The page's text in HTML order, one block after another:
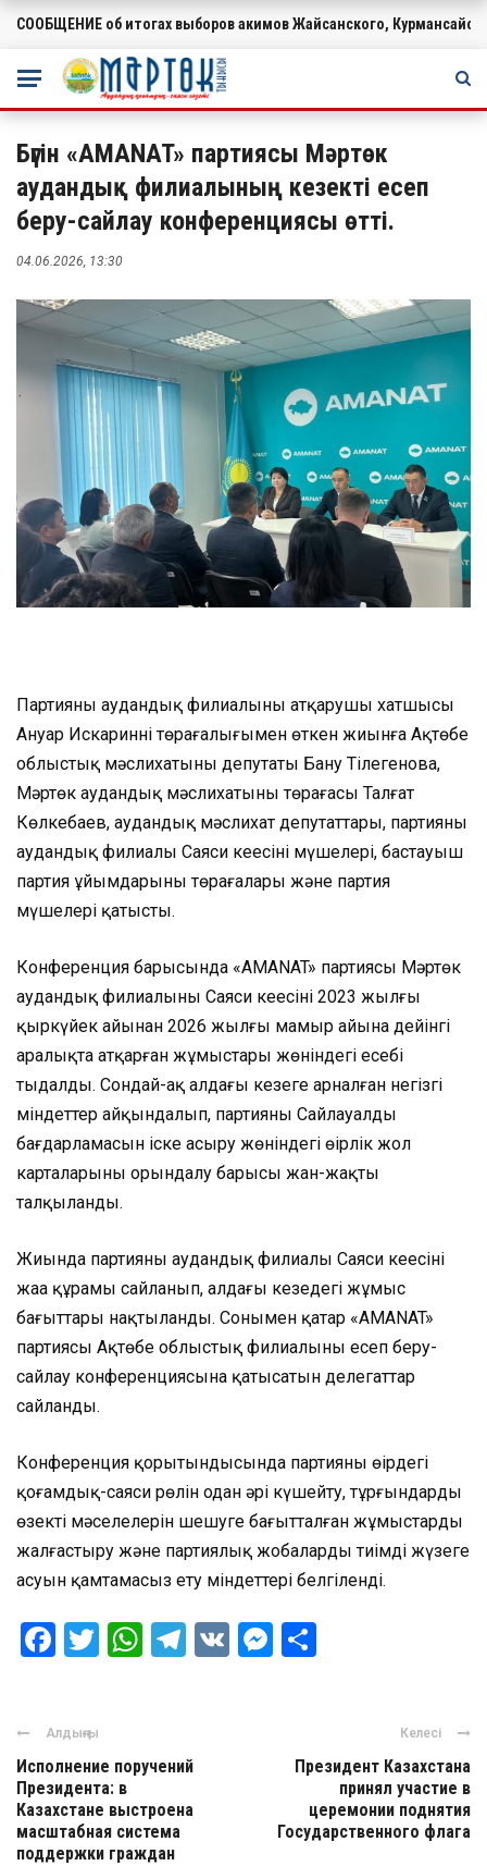
ВАЖНОЕ
СООБЩЕНИЕ об итогах выборов акимов Жайсанского,
Бүгін «AMANAT» партиясы Мәртөк
аудандық филиалының кезекті есеп
беру-сайлау конференциясы өтті.
04.06.2026, 13:30
Партияның аудандық филиалының атқарушы хатшысы
Ануар Искариннің төрағалығымен өткен жиынға Ақтөбе
облыстық мәслихатының депутаты Бану Тілегенова,
Мәртөк аудандық мәслихатының төрағасы Талғат
Көлкебаев, аудандық мәслихат депутаттары, партияның
аудандық филиалы Саяси кеңесінің мүшелері, бастауыш
партия ұйымдарының төрағалары және партия
мүшелері қатысты.
Конференция барысында «AMANAT» партиясы Мәртөк
аудандық филиалының Саяси кеңесінің 2023 жылғы
қыркүйек айынан 2026 жылғы мамыр айына дейінгі
аралықта атқарған жұмыстары жөніндегі есебі
тыңдалды. Сондай-ақ алдағы кезеңге арналған негізгі
міндеттер айқындалып, партияның Сайлауалды
бағдарламасын іске асыру жөніндегі өңірлік жол
карталарының орындалу барысы жан-жақты
талқыланды.
Жиында партияның аудандық филиалы Саяси кеңесінің
жаңа құрамы сайланып, алдағы кезеңдегі жұмыс
бағыттары нақтыланды. Сонымен қатар «AMANAT»
партиясы Ақтөбе облыстық филиалының есеп беру-
сайлау конференциясына қатысатын делегаттар
сайланды.
Конференция қорытындысында партияның өңірдегі
қоғамдық-саяси рөлін одан әрі күшейту, тұрғындардың
өзекті мәселелерін шешуге бағытталған жұмыстарды
жалғастыру және партиялық жобалардың тиімді жүзеге
асуын қамтамасыз ету міндеттері белгіленді.
Facebook
Twitter
WhatsApp
Telegram
VK Messenger
Алдыңғы
Исполнение поручений
Президента: в
Казахстане выстроена
масштабная система
поддержки граждан
Келесі
Президент Казахстана
принял участие в
церемонии поднятия
Государственного флага